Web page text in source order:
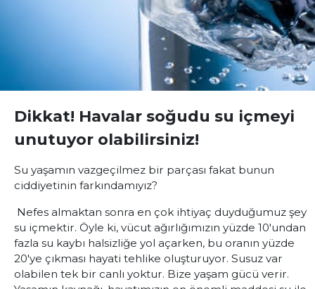
Dikkat! Havalar soğudu su içmeyi
unutuyor olabilirsiniz!
Su yaşamın vazgeçilmez bir parçası fakat bunun
ciddiyetinin farkındamıyız?
Nefes almaktan sonra en çok ihtiyaç duyduğumuz şey
su içmektir. Öyle ki, vücut ağırlığımızın yüzde 10'undan
fazla su kaybı halsizliğe yol açarken, bu oranın yüzde
20'ye çıkması hayati tehlike oluşturuyor. Susuz var
olabilen tek bir canlı yoktur. Bize yaşam gücü verir.